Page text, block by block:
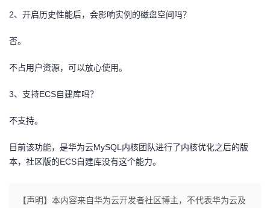
2、开启历史性能后，会影响实例的磁盘空间吗？
否。
不占用户资源，可以放心使用。
3、支持ECS自建库吗？
不支持。
目前该功能，是华为云MySQL内核团队进行了内核优化之后的版
本，社区版的ECS自建库没有这个能力。
【声明】本内容来自华为云开发者社区博主，不代表华为云及